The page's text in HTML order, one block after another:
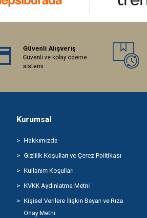
Güvenli Alışveriş
Güvenli ve kolay ödeme
sistemi
Kurumsal
Hakkımızda
Gizlilik Koşulları ve Çerez Politikası
Kullanım Koşulları
KVKK Aydınlatma Metni
Kişisel Verilere İlişkin Beyan ve Rıza
Onay Metni